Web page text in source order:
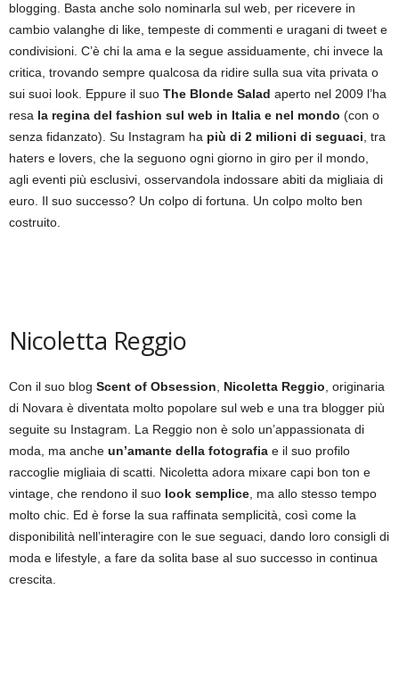
blogging. Basta anche solo nominarla sul web, per ricevere in
cambio valanghe di like, tempeste di commenti e uragani di tweet e
condivisioni. C’è chi la ama e la segue assiduamente, chi invece la
critica, trovando sempre qualcosa da ridire sulla sua vita privata o
sui suoi look. Eppure il suo The Blonde Salad aperto nel 2009 l’ha
resa la regina del fashion sul web in Italia e nel mondo (con o
senza fidanzato). Su Instagram ha più di 2 milioni di seguaci , tra
haters e lovers, che la seguono ogni giorno in giro per il mondo,
agli eventi più esclusivi, osservandola indossare abiti da migliaia di
euro. Il suo successo? Un colpo di fortuna. Un colpo molto ben
costruito.
Nicoletta Reggio
Con il suo blog Scent of Obsession Nicoletta Reggio , originaria
di Novara è diventata molto popolare sul web e una tra blogger più
seguite su Instagram. La Reggio non è solo un’appassionata di
moda, ma anche un’amante della fotografia e il suo profilo
raccoglie migliaia di scatti. Nicoletta adora mixare capi bon ton e
vintage, che rendono il suo look semplice , ma allo stesso tempo
molto chic. Ed è forse la sua raffinata semplicità, così come la
disponibilità nell’interagire con le sue seguaci, dando loro consigli di
moda e lifestyle, a fare da solita base al suo successo in continua
crescita.